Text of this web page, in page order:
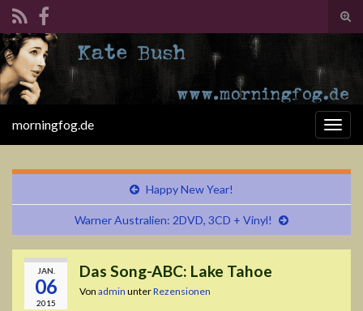
Search for:
morningfog.de
Happy New Year!
Warner Australien: 2DVD, 3CD + Vinyl!
JAN.
06
2015
Das Song-ABC: Lake Tahoe
Von admin unterRezensionen